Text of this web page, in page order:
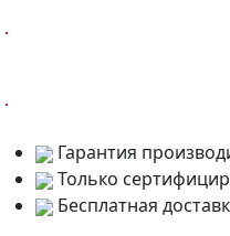
Гарантия
Только
Бесплатная